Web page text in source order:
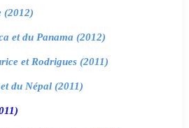
(2012)
et du Panama (2012)
et Rodrigues (2011)
du Népal (2011)